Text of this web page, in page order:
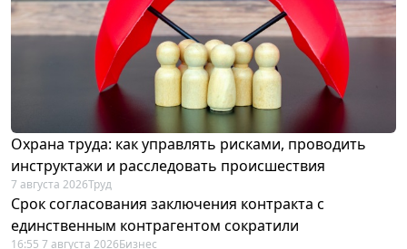
Охрана труда: как управлять рисками, проводить
инструктажи и расследовать происшествия
7 августа 2026Труд
Срок согласования заключения контракта с
единственным контрагентом сократили
16:55 7 августа 2026Бизнес